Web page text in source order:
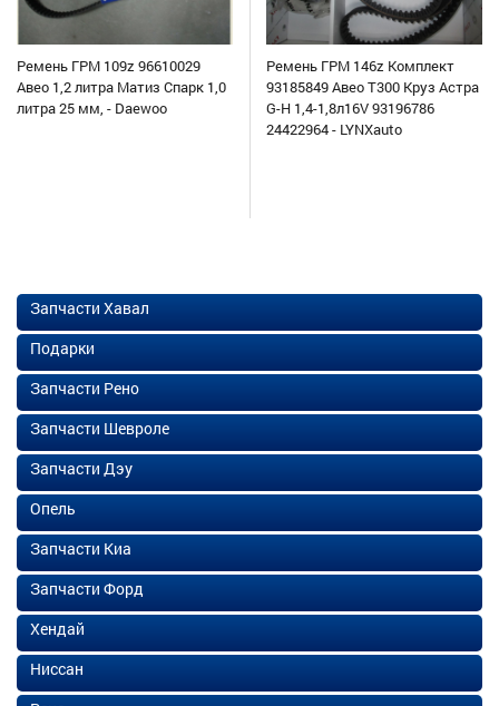
Ремень ГРМ 109z 96610029
Авео 1,2 литра Матиз Спарк 1,0
литра 25 мм, - Daewoo
Ремень ГРМ 146z Комплект
93185849 Авео Т300 Круз Астра
G-H 1,4-1,8л16V 93196786
24422964 - LYNXauto
Запчасти Хавал
Подарки
Запчасти Рено
Запчасти Шевроле
Запчасти Дэу
Опель
Запчасти Киа
Запчасти Форд
Хендай
Ниссан